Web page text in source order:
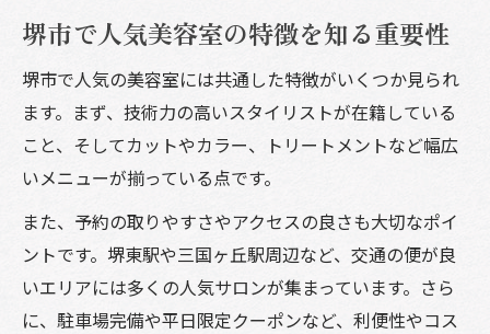
カットがうまい美容室の人気の理由とは
美容室ランキングで選ばれるポイント
メンズにも人気の美容室サービスを紹介
美容室で注目される最新トレンドを解説
満足できる美容体験の選び方を徹底解説
堺市で安い美容室を選ぶ際の注意点
美容室の技術とサービスを比較するコツ
おしゃれヘアサロンで叶える美髪の秘訣
堺市で人気美容室の特徴を知る重要性
堺市で人気の美容室には共通した特徴がいくつか見られ
ます。まず、技術力の高いスタイリストが在籍している
こと、そしてカットやカラー、トリートメントなど幅広
いメニューが揃っている点です。
また、予約の取りやすさやアクセスの良さも大切なポイ
ントです。堺東駅や三国ヶ丘駅周辺など、交通の便が良
いエリアには多くの人気サロンが集まっています。さら
に、駐車場完備や平日限定クーポンなど、利便性やコス